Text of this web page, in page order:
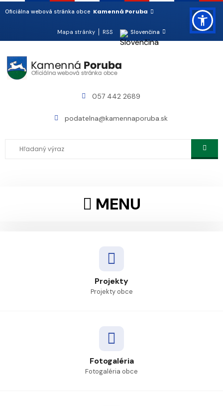
Oficiálna webová stránka obce Kamenná Poruba
Mapa stránky RSS Slovenčina
057 442 2689
podatelna@kamennaporuba.sk
MENU
Projekty
Projekty obce
Fotogaléria
Fotogaléria obce